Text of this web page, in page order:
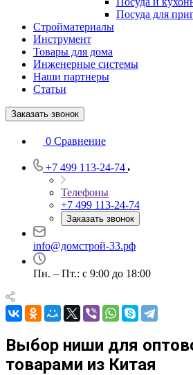
Посуда для
Стройматериалы
Инструмент
Товары для дома
Инженерные системы
Наши партнеры
Статьи
Заказать звонок
0 Сравнение
+7 499 113-24-74
Телефоны
+7 499 113-24-74
Заказать звонок
info@домстрой-33.рф
Пн. – Пт.: с 9:00 до 18:00
Выбор ниши для
товарами из Китая